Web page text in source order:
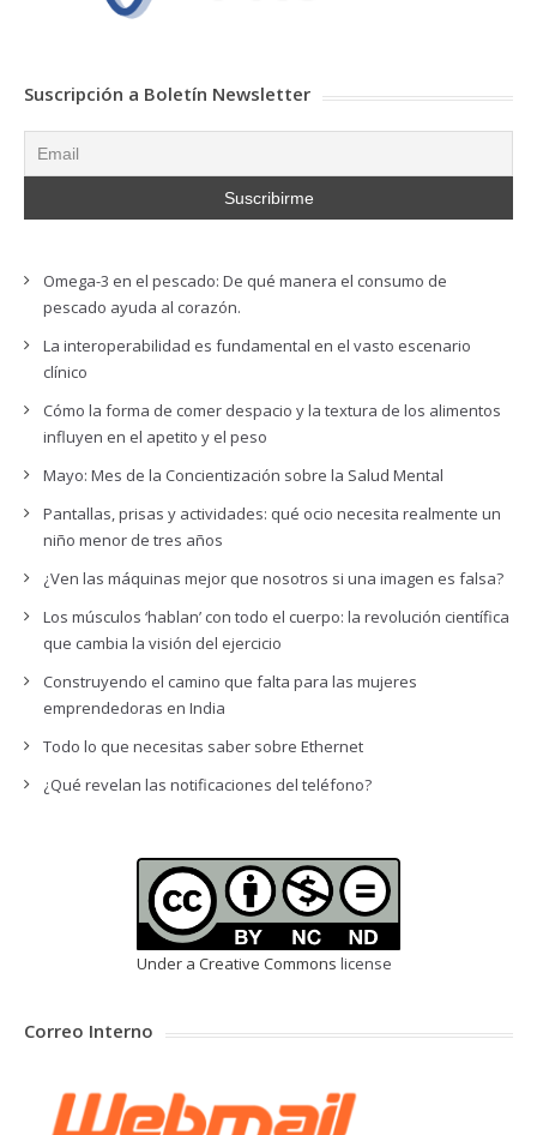
Suscripción a Boletín Newsletter
Omega-3 en el pescado: De qué manera el consumo de
pescado ayuda al corazón.
La interoperabilidad es fundamental en el vasto escenario
clínico
Cómo la forma de comer despacio y la textura de los alimentos
influyen en el apetito y el peso
Mayo: Mes de la Concientización sobre la Salud Mental
Pantallas, prisas y actividades: qué ocio necesita realmente un
niño menor de tres años
¿Ven las máquinas mejor que nosotros si una imagen es falsa?
Los músculos ‘hablan’ con todo el cuerpo: la revolución científica
que cambia la visión del ejercicio
Construyendo el camino que falta para las mujeres
emprendedoras en India
Todo lo que necesitas saber sobre Ethernet
¿Qué revelan las notificaciones del teléfono?
Under a Creative Commons license
Correo Interno